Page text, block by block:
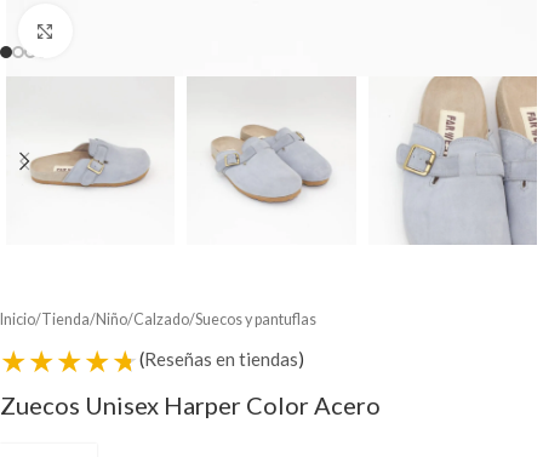
Inicio/Tienda/Niño/Calzado/Suecos y pantuflas
★★★★★(Reseñas en tiendas)
Zuecos Unisex Harper Color Acero